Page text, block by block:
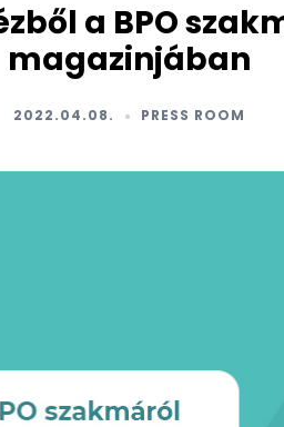
a BPO
magazinjában
2022.04.08. PRESS ROOM